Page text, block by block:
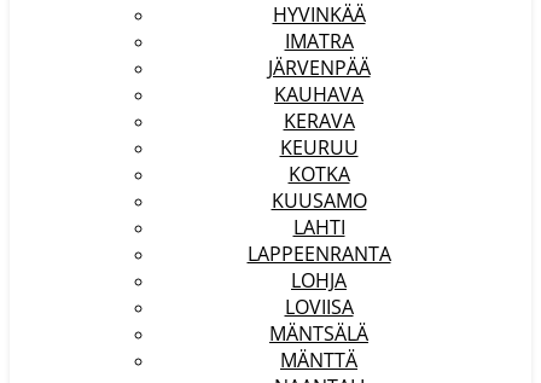
HYVINKÄÄ
IMATRA
JÄRVENPÄÄ
KAUHAVA
KERAVA
KEURUU
KOTKA
KUUSAMO
LAHTI
LAPPEENRANTA
LOHJA
LOVIISA
MÄNTSÄLÄ
MÄNTTÄ